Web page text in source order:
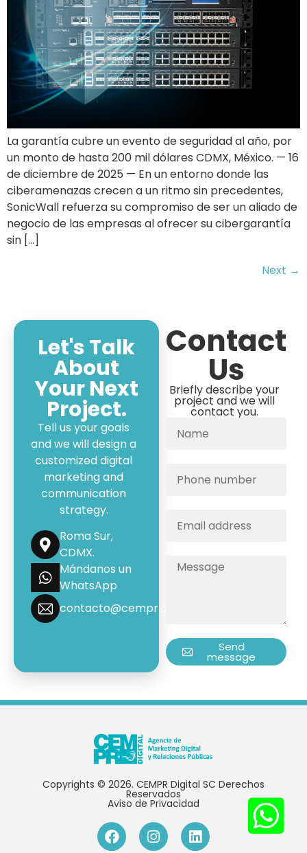
La garantía cubre un evento de seguridad al año, por
un monto de hasta 200 mil dólares CDMX, México. — 16
de diciembre de 2025 — En un entorno donde las
ciberamenazas crecen a un ritmo sin precedentes,
SonicWall refuerza su compromiso de ser un aliado de
negocio de las empresas al ofrecer su cibergarantía
sin […]
Next →
Let's Talk
About
Your Next
Project.
Tell us your goals
and we will design a
customized digital
marketing and
communication
strategy.
Roma Sur,
CDMX.
Mándanos un
WhatsApp
contacto@cempr.com.mx
Contact
Us
Briefly describe your
project and we will
contact you.
Send
message
Copyrights © 2026. CEMPR Digital SC Derechos
Reservados
Aviso de Privacidad